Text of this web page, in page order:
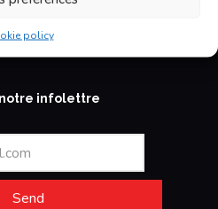
policy
us
notre infolettre
Send